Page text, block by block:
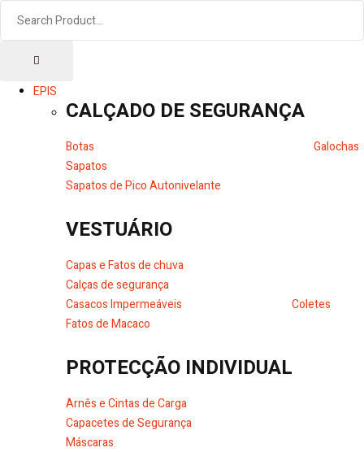
EPIS
CALÇADO DE SEGURANÇA
Botas
Galochas
Sapatos
Sapatos de Pico Autonivelante
VESTUÁRIO
Capas e Fatos de chuva
Calças de segurança
Casacos Impermeáveis
Coletes
Fatos de Macaco
PROTECÇÃO INDIVIDUAL
Arnês e Cintas de Carga
Capacetes de Segurança
Máscaras